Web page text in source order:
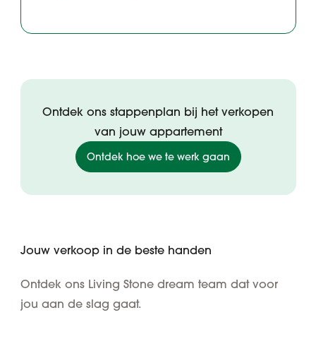
Ontdek ons stappenplan bij het verkopen
van jouw appartement
Ontdek hoe we te werk gaan
Jouw verkoop in de beste handen
Ontdek ons Living Stone dream team dat voor
jou aan de slag gaat.